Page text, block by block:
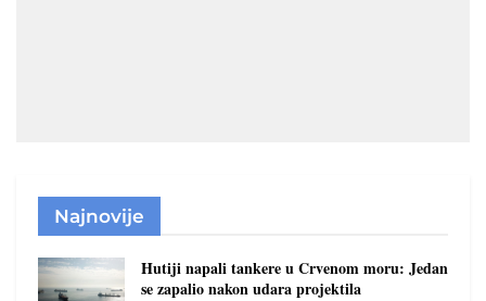
Najnovije
Hutiji napali tankere u Crvenom moru: Jedan
se zapalio nakon udara projektila